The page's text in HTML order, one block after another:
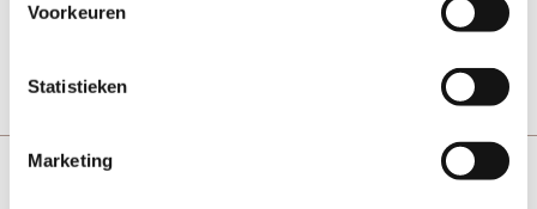
Voorkeuren
Statistieken
Marketing
Vanaf € 513,-